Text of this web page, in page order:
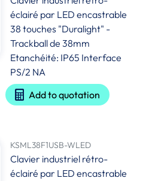
éclairé par LED encastrable
38 touches "Duralight" -
Trackball de 38mm
Etanchéité: IP65 Interface
PS/2 NA
Add to quotation
KSML38F1USB-WLED
Clavier industriel rétro-
éclairé par LED encastrable